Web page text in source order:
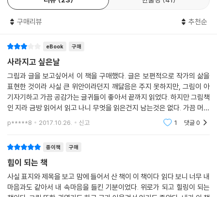
책은 우리 주변에 늘 존재하는 친숙한 소재들을 독특한 시각으로 바라보며
힘든 순간, 제일 먼저 무엇이 필요할까? 어떻게 해주는 것이 가장 위안이
될까? 답은 의외의 곳에 있는지 모른다. 사실 정말 힘들 땐 아무것도 위안
이 되지 않으니까. 그저 가만히 쉬다 갈 공간이 필요할 뿐. 이 책은 재미있
고 매력적인 그림들로 가득한 쉼터다. 그저 잠시라도 아무 생각 없이 쉬다
갈 수 있는…. 책을 펴고 나서 그저 물 흐르듯 책에 몸을 맡기면 자연스럽게
감정이 환기되며 이제야 숨이 쉬어질 것이다. 지치고 숨 막히는 일상 속, 숨
구멍이 필요한 모든 이들에게 이 책이 환풍기가 되어주기를!
워리는 주변에서 흔히 볼 수 있는 아이입니다. 단순해서 사람도 잘 믿고 그
만큼 상처도 잘 받지요. 이름이 말해주듯 습관적으로 걱정을 하고 몹시 예
민한데다가 감정 표현에도 서툴러요. 그래서 틈만 나면 직장에서, 친구 관
구매리뷰 추천순
eBook 구매
사라지고 싶은날
그림과 글을 보고싶어서 이 책을 구매했다. 글은 보편적으로 작가의 삶을
표현한 것이라 사실 큰 위안이라던지 깨닳음은 주지 못하지만, 그림이 아
기자기하고 가끔 공감가는 글귀들이 좋아서 끝까지 읽었다. 하지만 그림책
인 지라 금방 읽어서 읽고 나니 무엇을 읽은건지 남는것은 없다. 가끔 머리
를 식히고 싶을때 꺼내보면 좋을것 같은 책이다. 사라지고 싶은날 이책을
읽는다고 인생의
p*****8 2017.10.26. 신고 1 댓글0
종이책 구매
힘이 되는 책
사실 표지와 제목을 보고 맘에 들어서 산 책이 이 책이다 읽다 보니 너무 내
마음과도 같아서 내 속마음을 들킨 기분이었다. 위로가 되고 힐링이 되는